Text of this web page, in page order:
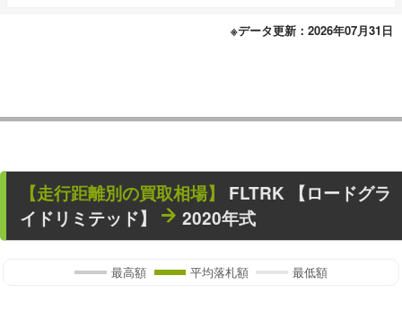
※データ更新：2026年07月31日
【走行距離別の買取相場】
FLTRK 【ロードグラ
イドリミテッド】
2020年式
最高額 平均落札額 最低額